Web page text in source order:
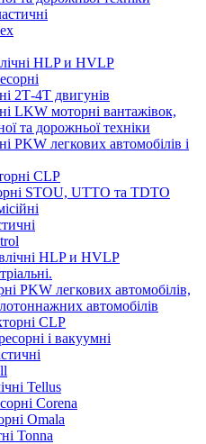
HLP и HVLP
2Т-4Т двигунів
LKW моторні вантажівок,
та дорожньої техніки
PKW легкових автомобілів і
CLP
STOU, UTTO та TDTO
HLP и HVLP
PKW легкових автомобілів,
автомобілів
CLP
і вакуумні
Tellus
Corena
Omala
Tonna